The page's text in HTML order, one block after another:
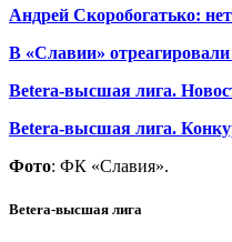
Андрей Скоробогатько:
В «Славии»
Betera-высшая лига.
Betera-высшая лига.
Фото: ФК «Славия».
Betera-высшая лига